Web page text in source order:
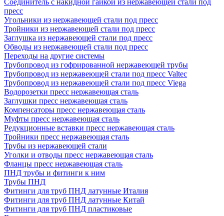
пресс
Угольники из нержавеющей стали под пресс
Тройники из нержавеющей стали под пресс
Заглушка из нержавеющей стали под пресс
Обводы из нержавеющей стали под пресс
Переходы на другие системы
Трубопровод из гофрированной нержавеющей трубы
Трубопровод из нержавеющей стали под пресс Valtec
Трубопровод из нержавеющей стали под пресс Viega
Водорозетки пресс нержавеющая сталь
Заглушки пресс нержавеющая сталь
Компенсаторы пресс нержавеющая сталь
Муфты пресс нержавеющая сталь
Редукционные вставки пресс нержавеющая сталь
Тройники пресс нержавеющая сталь
Трубы из нержавеющей стали
Уголки и отводы пресс нержавеющая сталь
Фланцы пресс нержавеющая сталь
ПНД трубы и фитинги к ним
Трубы ПНД
Фитинги для труб ПНД латунные Италия
Фитинги для труб ПНД латунные Китай
Фитинги для труб ПНД пластиковые